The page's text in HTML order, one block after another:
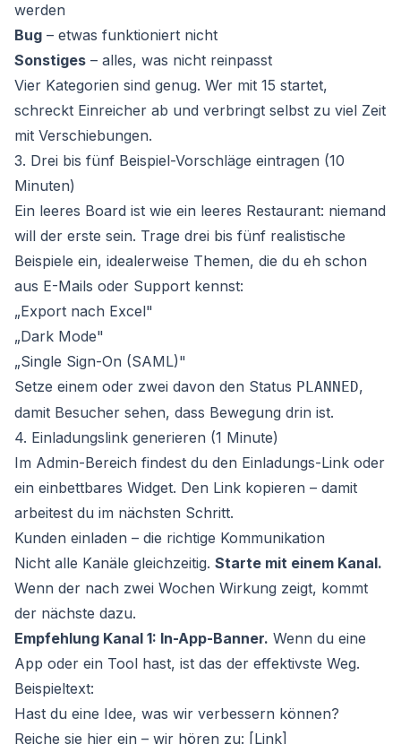
werden
Bug – etwas funktioniert nicht
Sonstiges – alles, was nicht reinpasst
Vier Kategorien sind genug. Wer mit 15 startet,
schreckt Einreicher ab und verbringt selbst zu viel Zeit
mit Verschiebungen.
3. Drei bis fünf Beispiel-Vorschläge eintragen (10
Minuten)
Ein leeres Board ist wie ein leeres Restaurant: niemand
will der erste sein. Trage drei bis fünf realistische
Beispiele ein, idealerweise Themen, die du eh schon
aus E-Mails oder Support kennst:
„Export nach Excel"
„Dark Mode"
„Single Sign-On (SAML)"
Setze einem oder zwei davon den Status PLANNED,
damit Besucher sehen, dass Bewegung drin ist.
4. Einladungslink generieren (1 Minute)
Im Admin-Bereich findest du den Einladungs-Link oder
ein einbettbares Widget. Den Link kopieren – damit
arbeitest du im nächsten Schritt.
Kunden einladen – die richtige Kommunikation
Nicht alle Kanäle gleichzeitig. Starte mit einem Kanal.
Wenn der nach zwei Wochen Wirkung zeigt, kommt
der nächste dazu.
Empfehlung Kanal 1: In-App-Banner. Wenn du eine
App oder ein Tool hast, ist das der effektivste Weg.
Beispieltext:
Hast du eine Idee, was wir verbessern können?
Reiche sie hier ein – wir hören zu: [Link]